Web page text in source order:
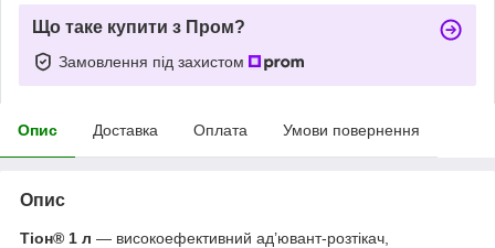
Що таке купити з Пром?
Замовлення під захистом
Опис Доставка Оплата Умови повернення
Опис
Тіон® 1 л — високоефективний ад’ювант-розтікач,